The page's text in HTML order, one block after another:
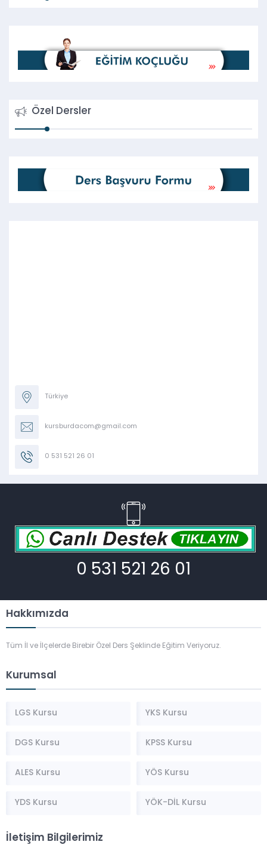
Özel Dersler
Türkiye
kursburdacom@gmail.com
0 531 521 26 01
0 531 521 26 01
Hakkımızda
Tüm İl ve İlçelerde Birebir Özel Ders Şeklinde Eğitim Veriyoruz.
Kurumsal
LGS Kursu YKS Kursu
DGS Kursu KPSS Kursu
ALES Kursu YÖS Kursu
YDS Kursu YÖK-DİL Kursu
İletişim Bilgilerimiz